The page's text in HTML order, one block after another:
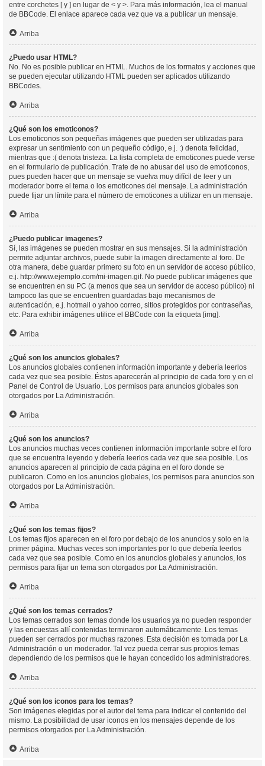
entre corchetes [ y ] en lugar de < y >. Para más información, lea el manual
de BBCode. El enlace aparece cada vez que va a publicar un mensaje.
Arriba
¿Puedo usar HTML?
No. No es posible publicar en HTML. Muchos de los formatos y acciones que
se pueden ejecutar utilizando HTML pueden ser aplicados utilizando
BBCodes.
Arriba
¿Qué son los emoticonos?
Los emoticonos son pequeñas imágenes que pueden ser utilizadas para
expresar un sentimiento con un pequeño código, e.j. :) denota felicidad,
mientras que :( denota tristeza. La lista completa de emoticones puede verse
en el formulario de publicación. Trate de no abusar del uso de emoticonos,
pues pueden hacer que un mensaje se vuelva muy difícil de leer y un
moderador borre el tema o los emoticones del mensaje. La administración
puede fijar un límite para el número de emoticones a utilizar en un mensaje.
Arriba
¿Puedo publicar imagenes?
Sí, las imágenes se pueden mostrar en sus mensajes. Si la administración
permite adjuntar archivos, puede subir la imagen directamente al foro. De
otra manera, debe guardar primero su foto en un servidor de acceso público,
e.j. http://www.ejemplo.com/mi-imagen.gif. No puede publicar imágenes que
se encuentren en su PC (a menos que sea un servidor de acceso público) ni
tampoco las que se encuentren guardadas bajo mecanismos de
autenticación, e.j. hotmail o yahoo correo, sitios protegidos por contraseñas,
etc. Para exhibir imágenes utilice el BBCode con la etiqueta [img].
Arriba
¿Qué son los anuncios globales?
Los anuncios globales contienen información importante y debería leerlos
cada vez que sea posible. Éstos aparecerán al principio de cada foro y en el
Panel de Control de Usuario. Los permisos para anuncios globales son
otorgados por La Administración.
Arriba
¿Qué son los anuncios?
Los anuncios muchas veces contienen información importante sobre el foro
que se encuentra leyendo y debería leerlos cada vez que sea posible. Los
anuncios aparecen al principio de cada página en el foro donde se
publicaron. Como en los anuncios globales, los permisos para anuncios son
otorgados por La Administración.
Arriba
¿Qué son los temas fijos?
Los temas fijos aparecen en el foro por debajo de los anuncios y solo en la
primer página. Muchas veces son importantes por lo que debería leerlos
cada vez que sea posible. Como en los anuncios globales y anuncios, los
permisos para fijar un tema son otorgados por La Administración.
Arriba
¿Qué son los temas cerrados?
Los temas cerrados son temas donde los usuarios ya no pueden responder
y las encuestas allí contenidas terminaron automáticamente. Los temas
pueden ser cerrados por muchas razones. Esta decisión es tomada por La
Administración o un moderador. Tal vez pueda cerrar sus propios temas
dependiendo de los permisos que le hayan concedido los administradores.
Arriba
¿Qué son los iconos para los temas?
Son imágenes elegidas por el autor del tema para indicar el contenido del
mismo. La posibilidad de usar iconos en los mensajes depende de los
permisos otorgados por La Administración.
Arriba